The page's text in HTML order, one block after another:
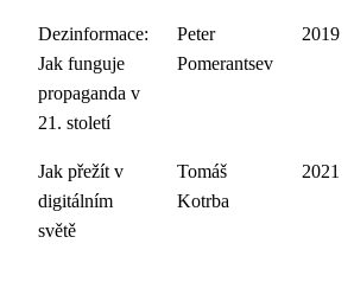
Dezinformace:
Jak funguje
propaganda v
21. století
Peter
Pomerantsev
2019
Jak přežít v
digitálním
světě
Tomáš
Kotrba
2021